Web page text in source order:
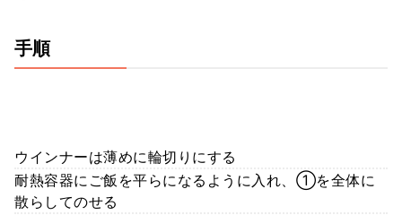
手順
ウインナーは薄めに輪切りにする
耐熱容器にご飯を平らになるように入れ、①を全体に
散らしてのせる